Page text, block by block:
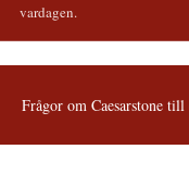
vardagen.
Frågor om Caesarstone